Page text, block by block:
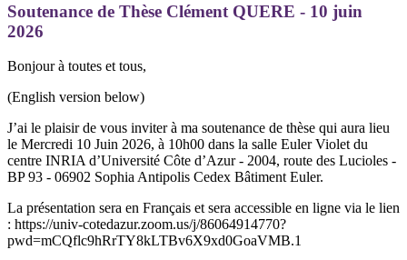
Soutenance de Thèse Clément QUERE - 10 juin
2026
Bonjour à toutes et tous,
(English version below)
J’ai le plaisir de vous inviter à ma soutenance de thèse qui aura lieu
le Mercredi 10 Juin 2026, à 10h00 dans la salle Euler Violet du
centre INRIA d’Université Côte d’Azur - 2004, route des Lucioles -
BP 93 - 06902 Sophia Antipolis Cedex Bâtiment Euler.
La présentation sera en Français et sera accessible en ligne via le lien
: https://univ-cotedazur.zoom.us/j/86064914770?
pwd=mCQflc9hRrTY8kLTBv6X9xd0GoaVMB.1